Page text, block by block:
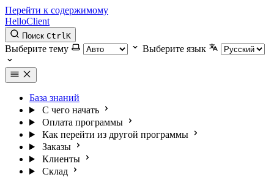
Перейти к содержимому
HelloClient
Поиск CtrlK
Выберите тему Выберите язык
База знаний
С чего начать
Оплата программы
Как перейти из другой программы
Заказы
Клиенты
Склад